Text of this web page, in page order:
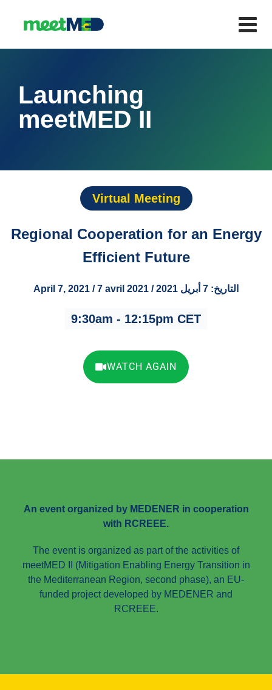
Launching
meetMED II
Virtual Meeting
Regional Cooperation for an Energy
Efficient Future
April 7, 2021 / 7 avril 2021 / التاريخ: 7 أبريل 2021
9:30am - 12:15pm CET
WATCH AGAIN
An event organized by MEDENER in cooperation
with RCREEE.
The event is organized as part of the activities of
meetMED II (Mitigation Enabling Energy Transition in
the Mediterranean Region, second phase), an EU-
funded project developed by MEDENER and
RCREEE.